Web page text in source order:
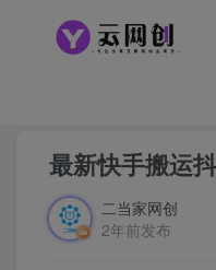
最新快手搬运
二当家网创
2年前发布